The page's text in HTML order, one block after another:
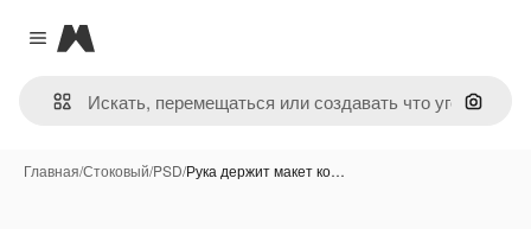
Close menu
Magnific
Поиск
Главная/Стоковый/PSD/Рука держит макет ко…